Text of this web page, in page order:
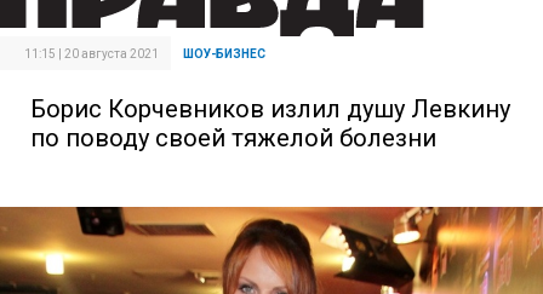
11:15 | 20 августа 2021 ШОУ-БИЗНЕС
Борис Корчевников излил душу Левкину
по поводу своей тяжелой болезни